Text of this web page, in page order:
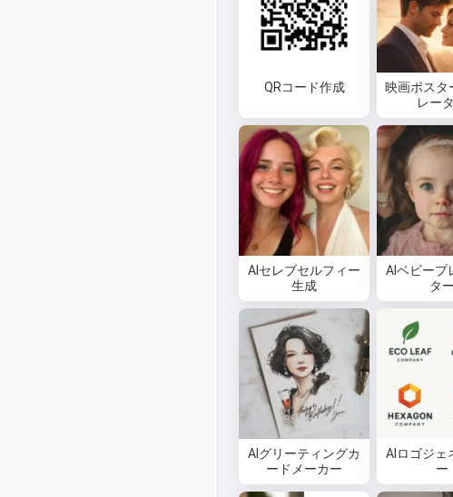
QRコード作成
映画ポスタ
レー
AIセレブセルフィー
生成
AIベビープ
ター
AIグリーティングカ
ードメーカー
AIロゴジェ
ー